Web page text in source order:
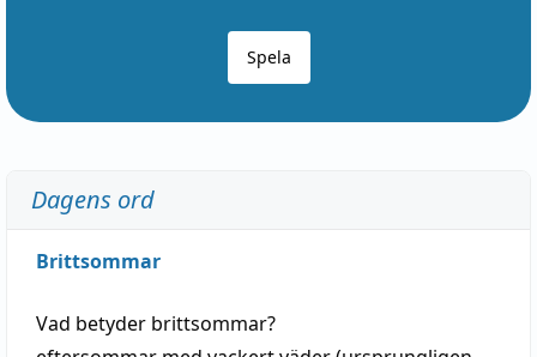
Spela
Dagens ord
Brittsommar
Vad betyder brittsommar?